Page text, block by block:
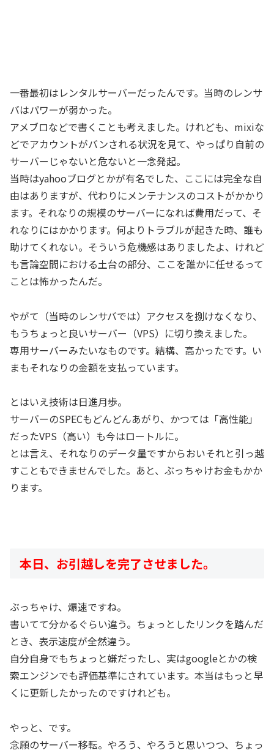
一番最初はレンタルサーバーだったんです。当時のレンサ
バはパワーが弱かった。
アメブロなどで書くことも考えました。けれども、mixiな
どでアカウントがバンされる状況を見て、やっぱり自前の
サーバーじゃないと危ないと一念発起。
当時はyahooブログとかが有名でした、ここには完全な自
由はありますが、代わりにメンテナンスのコストがかかり
ます。それなりの規模のサーバーになれば費用だって、そ
れなりにはかかります。何よりトラブルが起きた時、誰も
助けてくれない。そういう危機感はありましたよ、けれど
も言論空間における土台の部分、ここを誰かに任せるって
ことは怖かったんだ。
やがて（当時のレンサバでは）アクセスを捌けなくなり、
もうちょっと良いサーバー（VPS）に切り換えました。
専用サーバーみたいなものです。結構、高かったです。い
まもそれなりの金額を支払っています。
とはいえ技術は日進月歩。
サーバーのSPECもどんどんあがり、かつては「高性能」
だったVPS（高い）も今はロートルに。
とは言え、それなりのデータ量ですからおいそれと引っ越
すこともできませんでした。あと、ぶっちゃけお金もかか
ります。
本日、お引越しを完了させました。
ぶっちゃけ、爆速ですね。
書いてて分かるぐらい違う。ちょっとしたリンクを踏んだ
とき、表示速度が全然違う。
自分自身でもちょっと嫌だったし、実はgoogleとかの検
索エンジンでも評価基準にされています。本当はもっと早
くに更新したかったのですけれども。
やっと、です。
念願のサーバー移転。やろう、やろうと思いつつ、ちょっ